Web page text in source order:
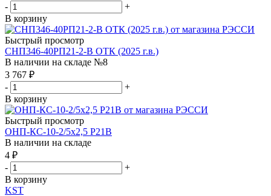
-
+
В корзину
Быстрый просмотр
СНП346-40РП21-2-В ОТК (2025 г.в.)
В наличии на складе №8
3 767 ₽
-
+
В корзину
Быстрый просмотр
ОНП-КС-10-2/5х2,5 Р21В
В наличии на складе
4 ₽
-
+
В корзину
KST